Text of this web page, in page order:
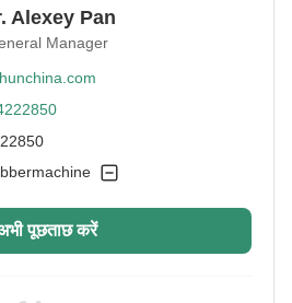
Alexey Pan
Manager
पूछताछ करें